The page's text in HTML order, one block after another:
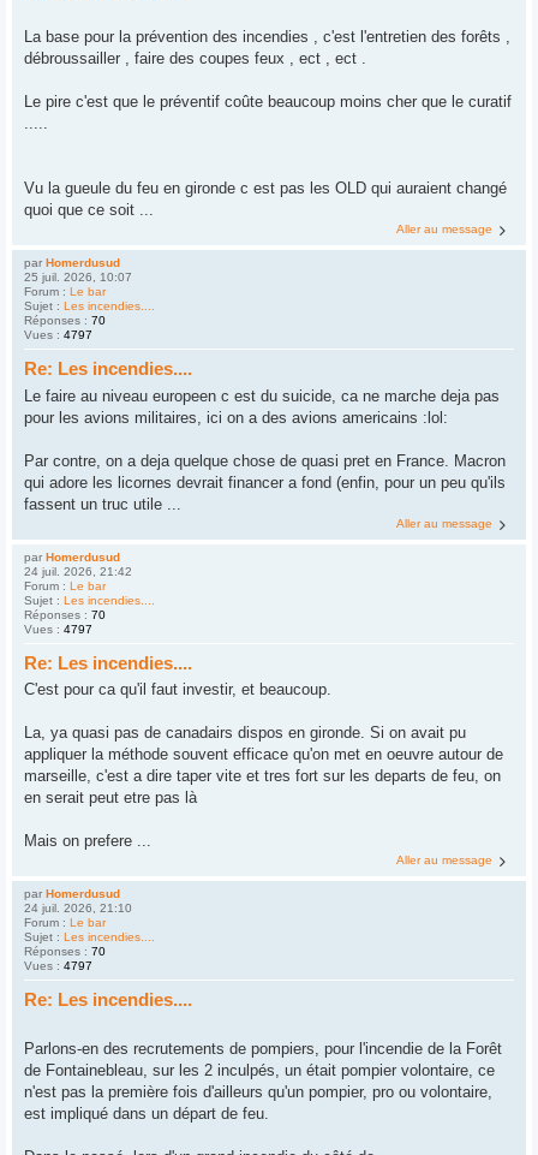
La base pour la prévention des incendies , c'est l'entretien des forêts ,
débroussailler , faire des coupes feux , ect , ect .
Le pire c'est que le préventif coûte beaucoup moins cher que le curatif
.....
Vu la gueule du feu en gironde c est pas les OLD qui auraient changé
quoi que ce soit ...
Aller au message
par Homerdusud
25 juil. 2026, 10:07
Forum : Le bar
Sujet : Les incendies....
Réponses : 70
Vues : 4797
Re: Les incendies....
Le faire au niveau europeen c est du suicide, ca ne marche deja pas
pour les avions militaires, ici on a des avions americains :lol:
Par contre, on a deja quelque chose de quasi pret en France. Macron
qui adore les licornes devrait financer a fond (enfin, pour un peu qu'ils
fassent un truc utile ...
Aller au message
par Homerdusud
24 juil. 2026, 21:42
Forum : Le bar
Sujet : Les incendies....
Réponses : 70
Vues : 4797
Re: Les incendies....
C'est pour ca qu'il faut investir, et beaucoup.
La, ya quasi pas de canadairs dispos en gironde. Si on avait pu
appliquer la méthode souvent efficace qu'on met en oeuvre autour de
marseille, c'est a dire taper vite et tres fort sur les departs de feu, on
en serait peut etre pas là
Mais on prefere ...
Aller au message
par Homerdusud
24 juil. 2026, 21:10
Forum : Le bar
Sujet : Les incendies....
Réponses : 70
Vues : 4797
Re: Les incendies....
Parlons-en des recrutements de pompiers, pour l'incendie de la Forêt
de Fontainebleau, sur les 2 inculpés, un était pompier volontaire, ce
n'est pas la première fois d'ailleurs qu'un pompier, pro ou volontaire,
est impliqué dans un départ de feu.